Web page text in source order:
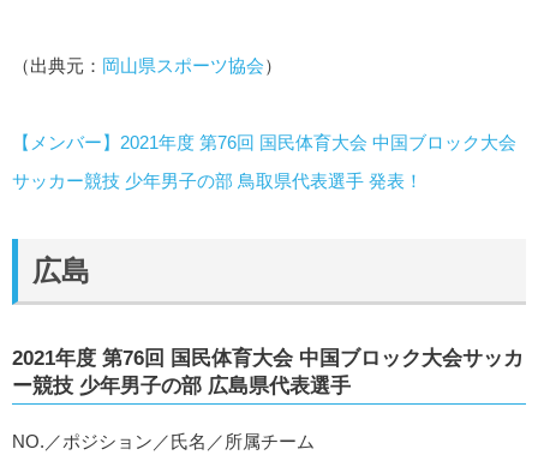
（出典元： 岡山県スポーツ協会）
【メンバー】2021年度 第76回 国民体育大会 中国ブロック大会
サッカー競技 少年男子の部 鳥取県代表選手 発表！
広島
2021年度 第76回 国民体育大会 中国ブロック大会サッカ
ー競技 少年男子の部 広島県代表選手
NO.／ポジション／氏名／所属チーム